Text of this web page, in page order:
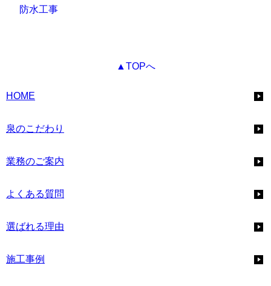
防水工事
▲TOPへ
HOME
泉のこだわり
業務のご案内
よくある質問
選ばれる理由
施工事例